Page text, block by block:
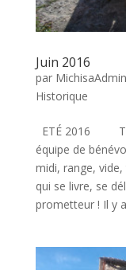
Juin 2016
par MichisaAdmin
Historique
ETÉ 2016
équipe de
midi, range,
qui se livre, se
prometteur ! Il y